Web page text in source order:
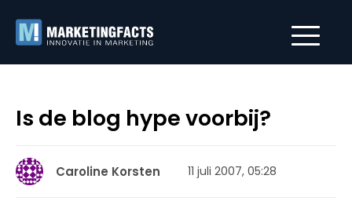
Is de blog hype voorbij?
Caroline Korsten 11 juli 2007, 05:28